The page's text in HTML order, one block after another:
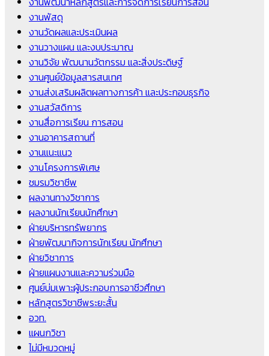
งานพัสดุ
งานวัดผลและประเมินผล
งานวางแผน และงบประมาณ
งานวิจัย พัฒนานวัตกรรม และสิ่งประดิษฐ์
งานศูนย์ข้อมูลสารสนเทศ
งานส่งเสริมผลิตผลทางการค้า และประกอบธุรกิจ
งานสวัสดิการ
งานสื่อการเรียน การสอน
งานอาคารสถานที่
งานแนะแนว
งานโครงการพิเศษ
ชมรมวิชาชีพ
ผลงานทางวิชาการ
ผลงานนักเรียนนักศึกษา
ฝ่ายบริหารทรัพยากร
ฝ่ายพัฒนากิจการนักเรียน นักศึกษา
ฝ่ายวิชาการ
ฝ่ายแผนงานและความร่วมมือ
ศูนย์บ่มเพาะผู้ประกอบการอาชีวศึกษา
หลักสูตรวิชาชีพระยะสั้น
อวท.
แผนกวิชา
ไม่มีหมวดหมู่